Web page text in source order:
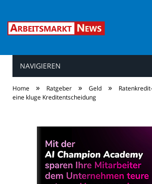
Arbeitsmarkt
NAVIGIEREN
Home » Ratgeber » Geld »
eine kluge Kreditentscheidung